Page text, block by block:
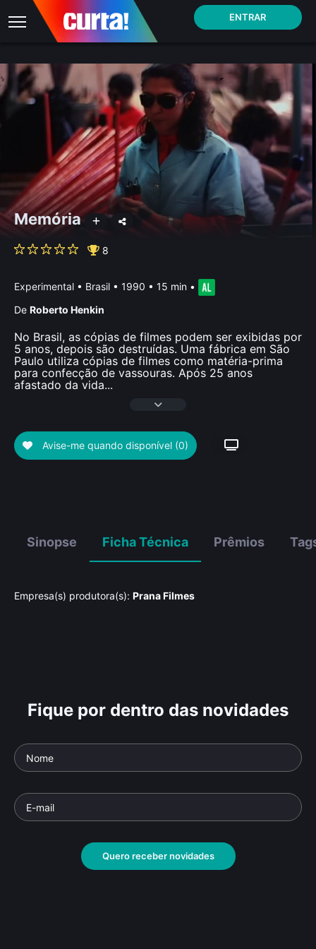
ENTRAR
Memória
8
Experimental • Brasil • 1990 • 15 min •
De Roberto Henkin
No Brasil, as cópias de filmes podem ser exibidas por
5 anos, depois são destruídas. Uma fábrica em São
Paulo utiliza cópias de filmes como matéria-prima
para confecção de vassouras. Após 25 anos
afastado da vida...
Avise-me quando disponível (0)
Sinopse Ficha Técnica Prêmios
Empresa(s) produtora(s): Prana Filmes
Fique por dentro das novidades
Quero receber novidades